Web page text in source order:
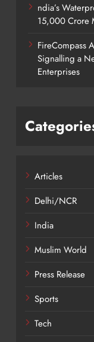
ndia’s
15,000 Crore
FireCompass
Signalling a
Enterprises
Articles
Delhi/NCR
India
Muslim World
Press Release
Sports
Tech